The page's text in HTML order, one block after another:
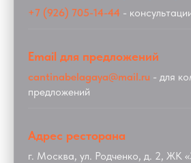
+7 (926) 705-14-44 -
Email для предложений
cantinabelagaya@mail.ru - для
предложений
Адрес ресторана
г. Москва, ул. Родченко, д. 2, ЖК